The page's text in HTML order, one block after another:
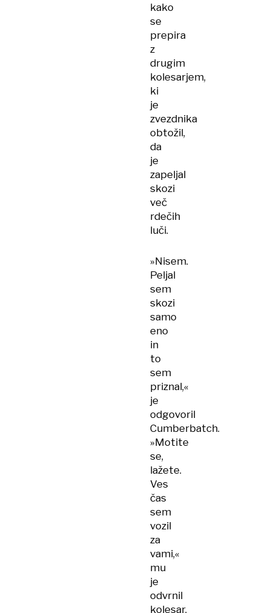
kako
se
prepira
z
drugim
kolesarjem,
ki
je
zvezdnika
obtožil,
da
je
zapeljal
skozi
več
rdečih
luči.
»Nisem.
Peljal
sem
skozi
samo
eno
in
to
sem
priznal,«
je
odgovoril
Cumberbatch.
»Motite
se,
lažete.
Ves
čas
sem
vozil
za
vami,«
mu
je
odvrnil
kolesar.